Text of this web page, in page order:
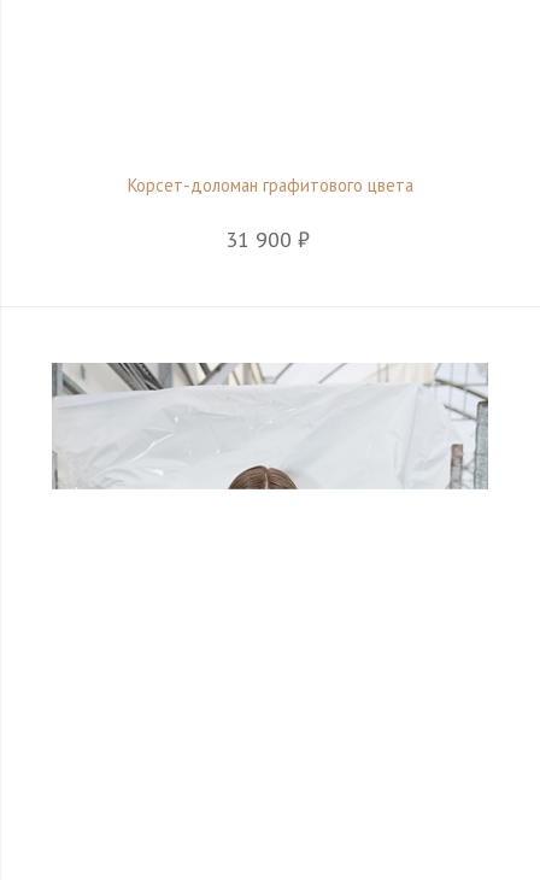
Корсет-доломан графитового цвета
31 900 ₽